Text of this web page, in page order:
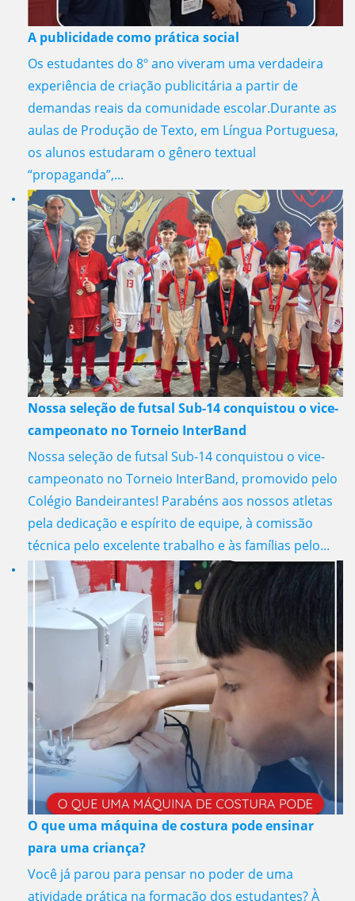
A publicidade como prática social
Os estudantes do 8º ano viveram uma verdadeira
experiência de criação publicitária a partir de
demandas reais da comunidade escolar.Durante as
aulas de Produção de Texto, em Língua Portuguesa,
os alunos estudaram o gênero textual
“propaganda”,...
Nossa seleção de futsal Sub-14 conquistou o vice-
campeonato no Torneio InterBand
Nossa seleção de futsal Sub-14 conquistou o vice-
campeonato no Torneio InterBand, promovido pelo
Colégio Bandeirantes! Parabéns aos nossos atletas
pela dedicação e espírito de equipe, à comissão
técnica pelo excelente trabalho e às famílias pelo...
O que uma máquina de costura pode ensinar
para uma criança?
Você já parou para pensar no poder de uma
atividade prática na formação dos estudantes? À